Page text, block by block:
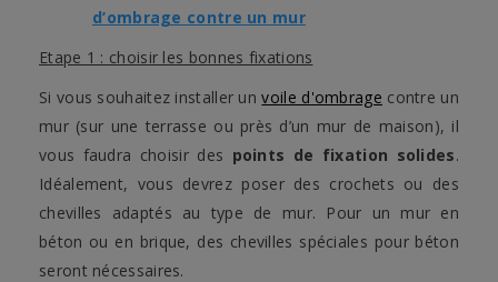
d’ombrage contre un mur
Etape 1 : choisir les bonnes fixations
Si vous souhaitez installer unvoile d'ombrage contre un
mur (sur une terrasse ou près d’un mur de maison), il
vous faudra choisir des points de fixation solides.
Idéalement, vous devrez poser des crochets ou des
chevilles adaptés au type de mur. Pour un mur en
béton ou en brique, des chevilles spéciales pour béton
seront nécessaires.